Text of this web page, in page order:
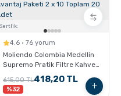
Sertlik:
4.6 · 76 yorum
Moliendo Colombia Medellin
Supremo Pratik Filtre Kahve
Avantaj Paketi 2 x 10 Toplam
20 Adet
615,00 TL418,20 TL
%32